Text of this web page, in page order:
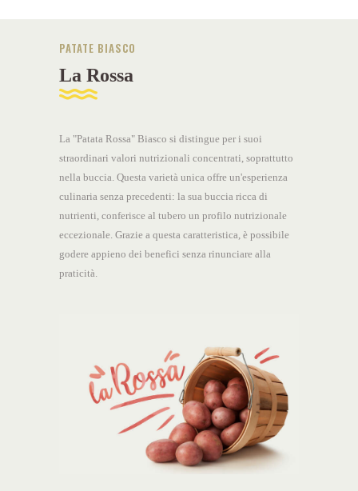
PATATE BIASCO
La Rossa
La "Patata Rossa" Biasco si distingue per i suoi
straordinari valori nutrizionali concentrati, soprattutto
nella buccia. Questa varietà unica offre un'esperienza
culinaria senza precedenti: la sua buccia ricca di
nutrienti, conferisce al tubero un profilo nutrizionale
eccezionale. Grazie a questa caratteristica, è possibile
godere appieno dei benefici senza rinunciare alla
praticità.